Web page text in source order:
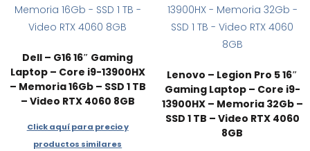
Dell – G16 16″ Gaming
Laptop – Core i9-13900HX
– Memoria 16Gb – SSD 1 TB
– Video RTX 4060 8GB
Click aquí para precio y
productos similares
Lenovo – Legion Pro 5 16″
Gaming Laptop – Core i9-
13900HX – Memoria 32Gb –
SSD 1 TB – Video RTX 4060
8GB